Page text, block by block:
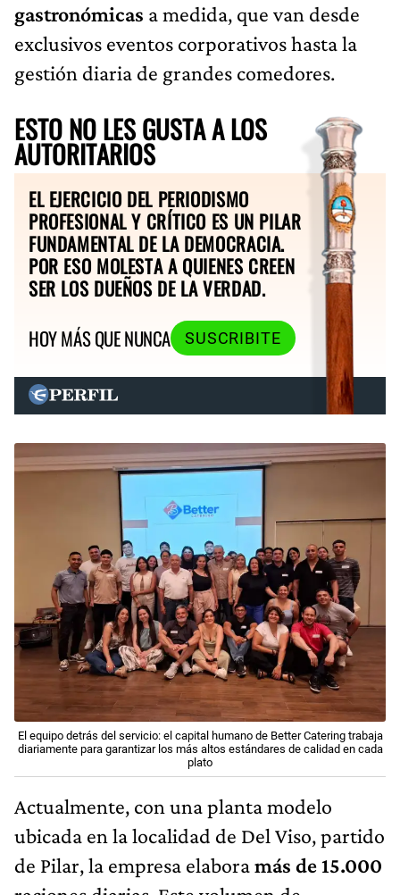
gastronómicas a medida, que van desde
exclusivos eventos corporativos hasta la
gestión diaria de grandes comedores.
ESTO NO LES GUSTA A LOS
AUTORITARIOS
EL EJERCICIO DEL PERIODISMO
PROFESIONAL Y CRÍTICO ES UN PILAR
FUNDAMENTAL DE LA DEMOCRACIA.
POR ESO MOLESTA A QUIENES CREEN
SER LOS DUEÑOS DE LA VERDAD.
HOY MÁS QUE NUNCA
SUSCRIBITE
El equipo detrás del servicio: el capital humano de Better Catering trabaja
diariamente para garantizar los más altos estándares de calidad en cada
plato
Actualmente, con una planta modelo
ubicada en la localidad de Del Viso, partido
de Pilar, la empresa elaboramás de 15.000